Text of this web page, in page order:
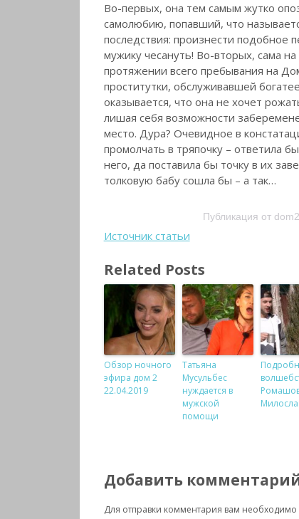
Во-первых, она тем самым жутко
самолюбию, попавший, что
последствия: произнести подобное
мужику чесануть! Во-вторых, сама
протяжении всего пребывания на
проститутки, обслуживавшей
оказывается, что она не хочет
лишая себя возможности
место. Дура? Очевидное в
промолчать в тряпочку – ответила
него, да поставила бы точку в их
толковую бабу сошла бы – а так…
Публикация от
Источник статьи
Related Posts
Обзор ночного
эфира дом 2
22.04.2019
Татьяна
Мусульбес
нуждается в
мужской
помощи
Добавить
Для отправки комментария вам необходимо